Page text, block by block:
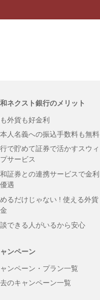
ネクスト銀行のメリット
外貨も好金利
人名義への振込手数料も無料
で貯めて証券で活かすスウィ
サービス
証券との連携サービスで金利
遇
るだけじゃない ! 使える外貨
できる人がいるから安心
ンペーン
ンペーン・プラン一覧
のキャンペーン一覧